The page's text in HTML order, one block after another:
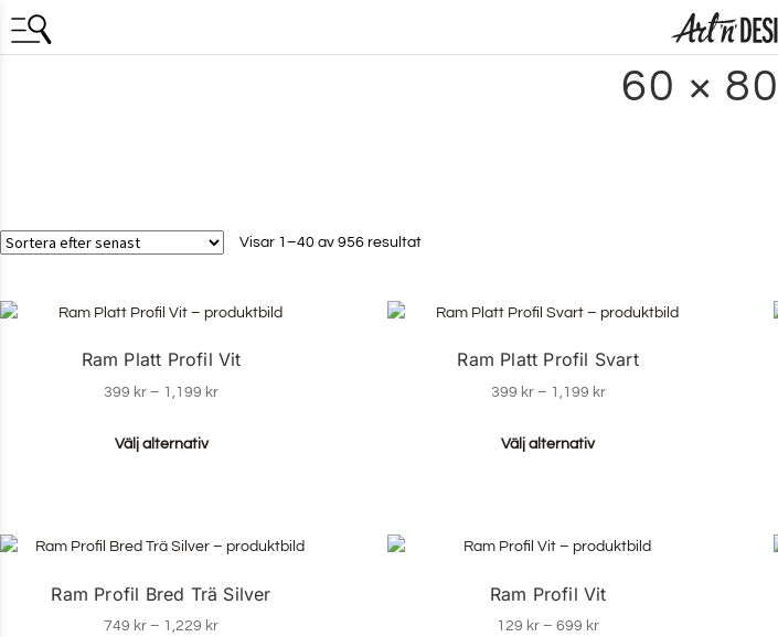
60 ×
Visar 1–40 av 956 resultat
Ram Platt Profil Vit
399 kr – 1,199 kr
Välj alternativ
Ram Platt Profil Svart
399 kr – 1,199 kr
Välj alternativ
Ram Profil Bred Trä Silver
749 kr – 1,229 kr
Ram Profil Vit
129 kr – 699 kr